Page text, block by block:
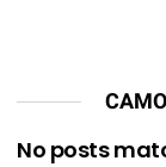
No posts